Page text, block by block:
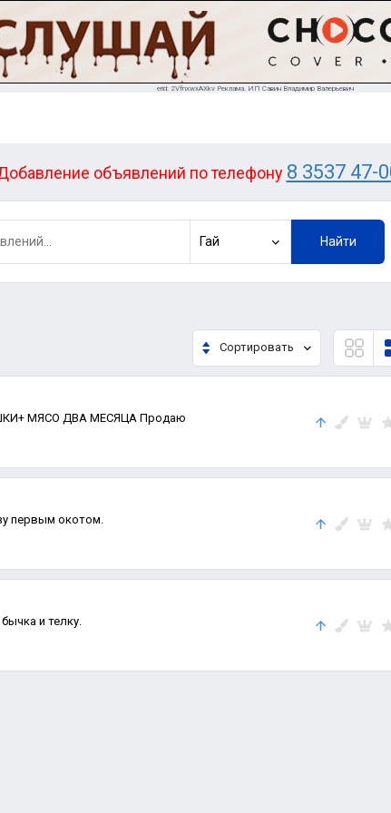
erid: 2VfnxwxAXkv Реклама. ИП Савин Владимир Валерьевич
объявлений по телефону 8 3537 47-
Гай Найти
Сортировать
первым окотом.
и телку.